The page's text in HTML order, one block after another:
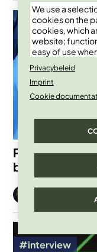
Afbeelding
beluisterde
AfbeeldingMarleen
interview
We use a
cookies on the
cookies, which
website;
easy of use
data on website
cookies, which
content and
revoke your
under
Privacybeleid
Imprint
Cookie